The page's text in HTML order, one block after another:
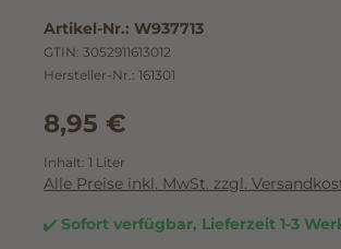
Artikel-Nr.: W937713
GTIN: 3052911613012
Hersteller-Nr.: 161301
8,95 €
Inhalt: 1 Liter
Alle Preise inkl. MwSt. zzgl.
Sofort verfügbar, Lieferzeit 1-3